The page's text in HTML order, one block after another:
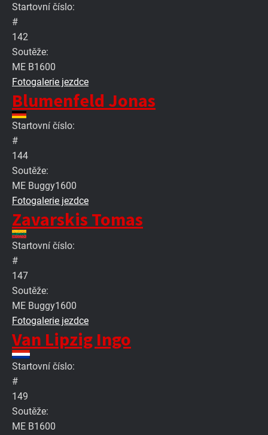
Startovní číslo:
#
142
Soutěže:
ME B1600
Fotogalerie jezdce
Blumenfeld Jonas
Startovní číslo:
#
144
Soutěže:
ME Buggy1600
Fotogalerie jezdce
Zavarskis Tomas
Startovní číslo:
#
147
Soutěže:
ME Buggy1600
Fotogalerie jezdce
Van Lipzig Ingo
Startovní číslo:
#
149
Soutěže:
ME B1600